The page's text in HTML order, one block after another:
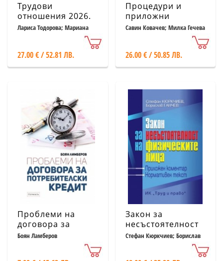
Трудови
отношения 2026.
Книга-годишник
сайт)
Лариса Тодорова; Мариана
Василева; Теодора Дичева;
27.00 € / 52.81 ЛВ.
Процедури и
приложни
документи по
строителството
Савин Ковачев; Милка Гечева
26.00 € / 50.85 ЛВ.
Проблеми на
договора за
потребителски
Боян Ламберов
Закон за
несъстоятелност
на физическите
Стефан Кюркчиев; Борислав